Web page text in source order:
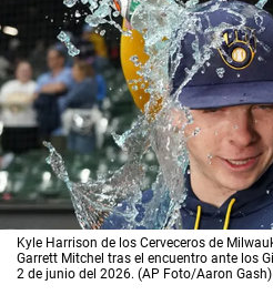
Kyle Harrison de los Cerveceros de
Garrett Mitchel tras el encuentro ante los
2 de junio del 2026. (AP Foto/Aaron Gash)